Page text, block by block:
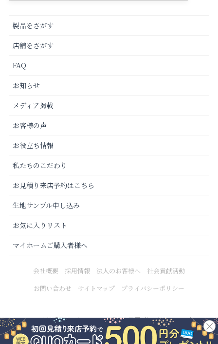
製品をさがす
店舗をさがす
FAQ
お知らせ
メディア掲載
お客様の声
お役立ち情報
私たちのこだわり
お見積り来店予約はこちら
生地サンプル申し込み
お気に入りリスト
マイホームご購入者様へ
会社概要 採用情報 法人のお客様へ
社会貢献活動
お問い合わせ
サイトマップ プライバシーポリシー
Copyright © 2021 カーテンじゅうたん王国 All Rights Reserved.